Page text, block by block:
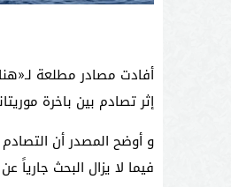
إثر تصادم بين باخرة موريتانية
فيما لا يزال البحث